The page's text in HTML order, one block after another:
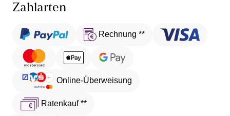
Zahlarten
Rechnung **
Online-Überweisung
Ratenkauf **